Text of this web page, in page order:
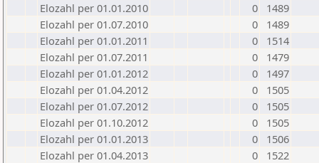
Elozahl per 01.01.2010
0
1489
Elozahl per 01.07.2010
0
1489
Elozahl per 01.01.2011
0
1514
Elozahl per 01.07.2011
0
1479
Elozahl per 01.01.2012
0
1497
Elozahl per 01.04.2012
0
1505
Elozahl per 01.07.2012
0
1505
Elozahl per 01.10.2012
0
1505
Elozahl per 01.01.2013
0
1506
Elozahl per 01.04.2013
0
1522